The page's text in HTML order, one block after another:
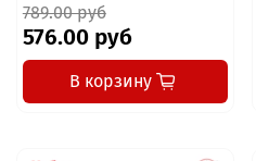
789.00 руб
576.00 руб
В корзину